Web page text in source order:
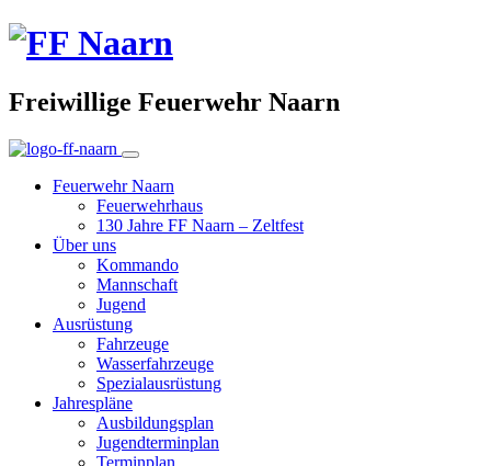
Freiwillige Feuerwehr Naarn
Feuerwehr Naarn
Feuerwehrhaus
130 Jahre FF Naarn – Zeltfest
Über uns
Kommando
Mannschaft
Jugend
Ausrüstung
Fahrzeuge
Wasserfahrzeuge
Spezialausrüstung
Jahrespläne
Ausbildungsplan
Jugendterminplan
Terminplan